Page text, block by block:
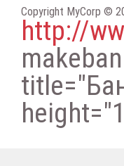
Copyright MyCorp ©
http://